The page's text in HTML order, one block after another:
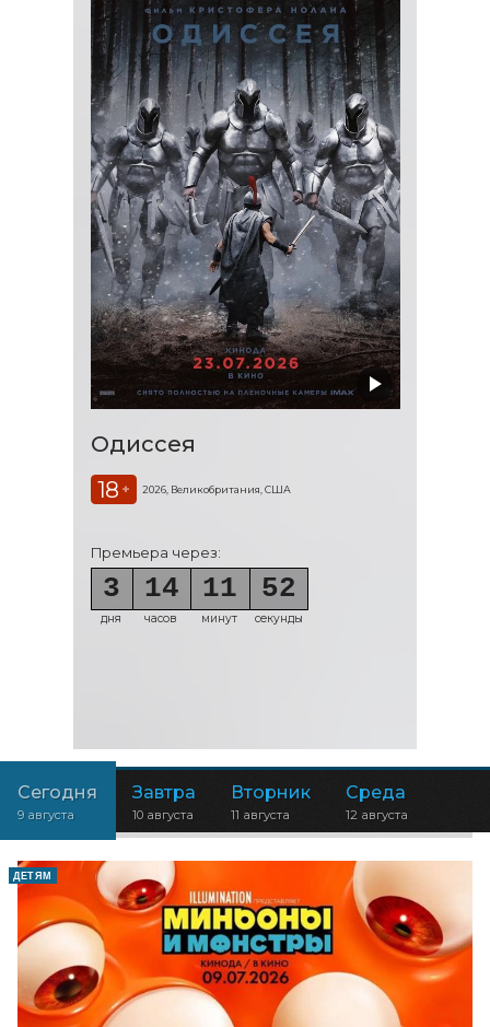
Одиссея
18 + 2026, Великобритания, США
Премьера через:
3
дня
14
часов
11
минут
50
секунд
Сегодня
9 августа
Завтра
10 августа
Вторник
11 августа
Среда
12 августа
ДЕТЯМ